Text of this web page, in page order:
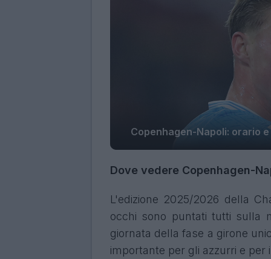
Copenhagen-Napoli: orario
Dove vedere Copenhagen-
L'edizione 2025/2026 della
occhi sono puntati tutti sulla
giornata della fase a girone
importante per gli azzurri e per